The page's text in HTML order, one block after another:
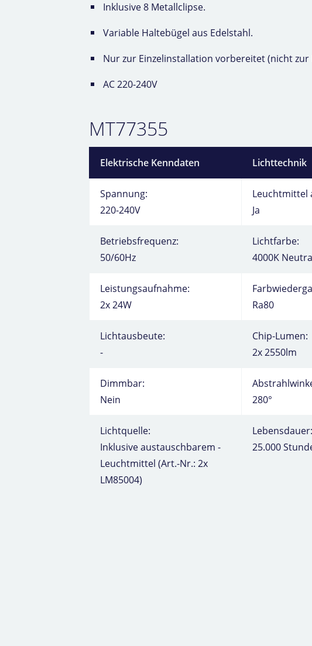
Inklusive 8 Metallclipse.
Variable Haltebügel aus Edelstahl.
Nur zur Einzelinstallation vorbereitet (nicht
AC 220-240V
MT77355
Elektrische Kenndaten Lichttechnik
Spannung:
220-240V
Leuchtmittel
Ja
Betriebsfrequenz:
50/60Hz
Lichtfarbe:
4000K
Leistungsaufnahme:
2x 24W
Ra80
Lichtausbeute:
-
Chip-Lumen:
2x 2550lm
Dimmbar:
Nein
280°
Lichtquelle:
Inklusive austauschbarem -
Leuchtmittel (Art.-Nr.: 2x
LM85004)
Lebensdauer:
25.000